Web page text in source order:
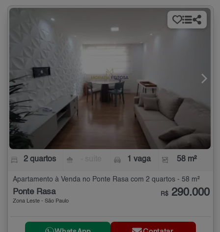
2 quartos 1 vaga 58 m²
Apartamento à Venda no Ponte Rasa com 2 quartos - 58 m²
Ponte Rasa
Zona Leste - São Paulo
R$ 290.000